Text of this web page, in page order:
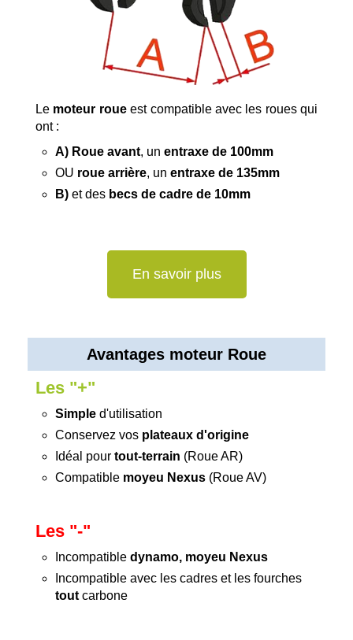
Le moteur roue est compatible avec les roues qui
ont :
A) Roue avant, un entraxe de 100mm
OU roue arrière, un entraxe de 135mm
B) et des becs de cadre de 10mm
En savoir plus
Avantages moteur Roue
Les "+"
Simple d'utilisation
Conservez vos plateaux d'origine
Idéal pour tout-terrain (Roue AR)
Compatible moyeu Nexus (Roue AV)
Les "-"
Incompatible dynamo, moyeu Nexus
Incompatible avec les cadres et les fourches
tout carbone